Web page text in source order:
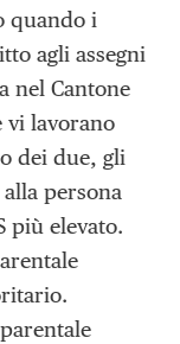
quando i
agli assegni
nel Cantone
vi lavorano
dei due, gli
persona
più elevato.